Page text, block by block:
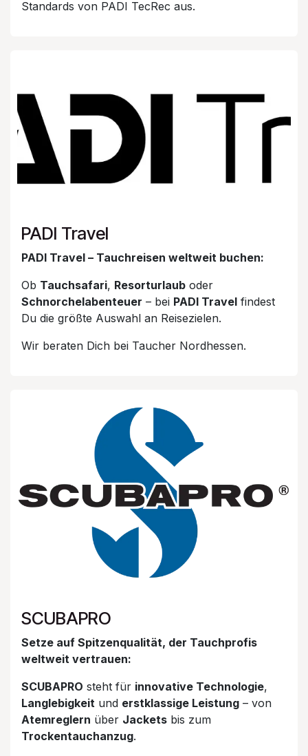
Standards von PADI TecRec aus.
PADI Travel
PADI Travel – Tauchreisen weltweit buchen:
Ob Tauchsafari, Resorturlaub oder
Schnorchelabenteuer – bei PADI Travel findest
Du die größte Auswahl an Reisezielen.
Wir beraten Dich bei Taucher Nordhessen.
SCUBAPRO
Setze auf Spitzenqualität, der Tauchprofis
weltweit vertrauen:
SCUBAPRO steht für innovative Technologie,
Langlebigkeit und erstklassige Leistung – von
Atemreglern über Jackets bis zum
Trockentauchanzug.